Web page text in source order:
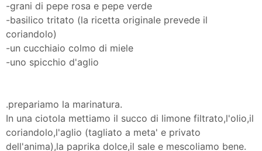
-grani di pepe rosa e pepe verde
-basilico tritato (la ricetta originale prevede il
coriandolo)
-un cucchiaio colmo di miele
-uno spicchio d'aglio
.prepariamo la marinatura.
In una ciotola mettiamo il succo di limone filtrato,l'olio,il
coriandolo,l'aglio (tagliato a meta' e privato
dell'anima),la paprika dolce,il sale e mescoliamo bene.